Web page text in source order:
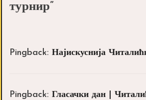
турнир”
Pingback: Најискуснија
Pingback: Гласачки дан |